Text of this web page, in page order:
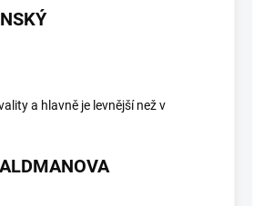
a hlavně je levnější než v